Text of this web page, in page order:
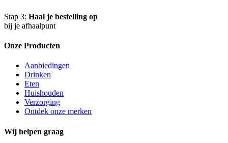
Stap 3: Haal je bestelling op
bij je afhaalpunt
Onze Producten
Aanbiedingen
Drinken
Eten
Huishouden
Verzorging
Ontdek onze merken
Wij helpen graag